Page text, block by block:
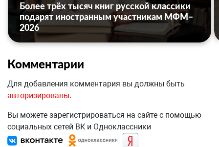
Более трёх тысяч книг русской классики
подарят иностранным участникам МФМ–
2026
Комментарии
Для добавления комментария вы должны быть
авторизированы.
Вы можете зарегистрироваться на сайте с помощью
социальных сетей ВК и Одноклассники